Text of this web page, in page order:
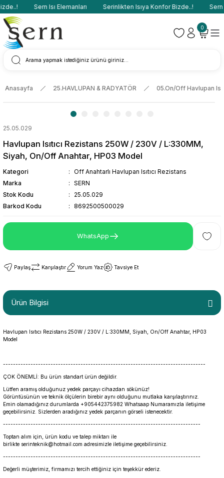
Sern Isı Elemanları Serinlikten Isıya Konfor Bizde..! Sern
0
Anasayfa 25.HAVLUPAN & RADYATÖR 05.On/Off Havlupan
25.05.029
Havlupan Isıtıcı Rezistans 250W / 230V / L:330MM,
Siyah, On/Off Anahtar, HP03 Model
Kategori
Off Anahtarlı Havlupan Isıtıcı Rezistans
Marka
SERN
Stok Kodu
25.05.029
Barkod Kodu
8692500500029
WhatsApp
Paylaş Karşılaştır Yorum Yaz Tavsiye Et
Ürün Bilgisi
Havlupan Isıtıcı Rezistans 250W / 230V / L:330MM, Siyah, On/Off Anahtar, HP03
Model
---------------------------------------------------------------------------------
ÇOK ÖNEMLİ: Bu ürün standart ürün değildir.
Lütfen aramış olduğunuz yedek parçayı cihazdan sökünüz!
Görüntüsünün ve teknik ölçülerin birebir aynı olduğunu mutlaka karşılaştırınız.
Emin olamadığınız durumlarda +905442375982 Whatsaap Numaramızla iletişime
geçebilirsiniz. Sizlerden aradığınız yedek parçanın görseli istenecektir.
-------------------------------------------------------------------------------
Toptan alım için, ürün kodu ve talep miktarı ile
birlikte serinteknik@hotmail.com adresimizle iletişime geçebilirsiniz.
-------------------------------------------------------------------------------
Değerli müşterimiz, firmamızı tercih ettiğiniz için teşekkür ederiz.